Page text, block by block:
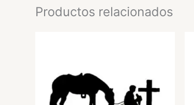
Productos relacionados